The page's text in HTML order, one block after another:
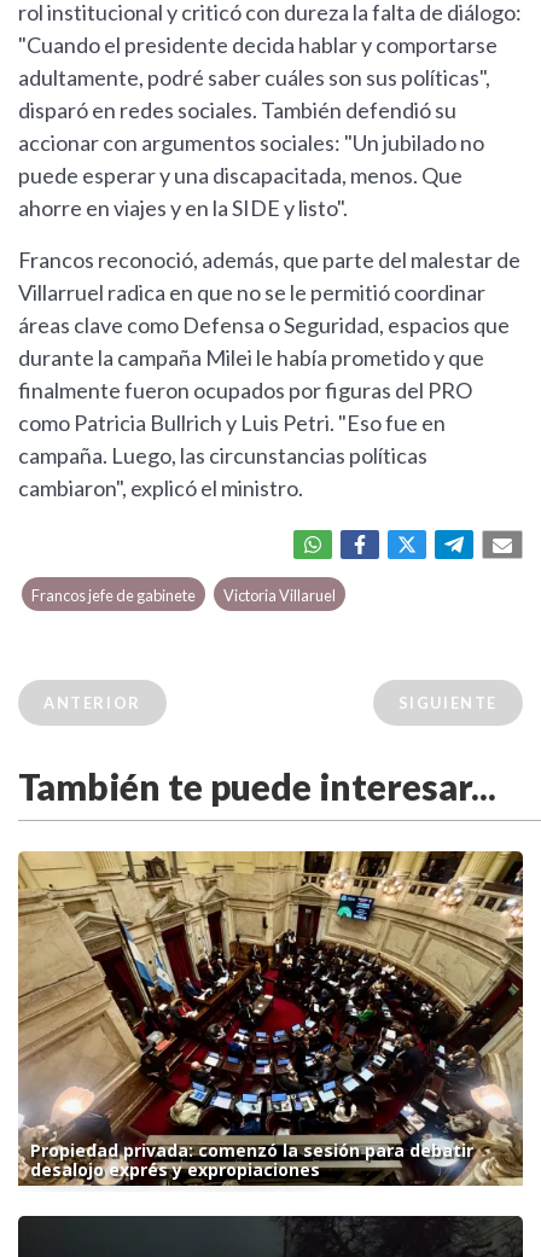
rol institucional y criticó con dureza la falta de diálogo:
"Cuando el presidente decida hablar y comportarse
adultamente, podré saber cuáles son sus políticas",
disparó en redes sociales. También defendió su
accionar con argumentos sociales: "Un jubilado no
puede esperar y una discapacitada, menos. Que
ahorre en viajes y en la SIDE y listo".
Francos reconoció, además, que parte del malestar de
Villarruel radica en que no se le permitió coordinar
áreas clave como Defensa o Seguridad, espacios que
durante la campaña Milei le había prometido y que
finalmente fueron ocupados por figuras del PRO
como Patricia Bullrich y Luis Petri. "Eso fue en
campaña. Luego, las circunstancias políticas
cambiaron", explicó el ministro.
Francos jefe de gabinete Victoria Villaruel
ANTERIOR SIGUIENTE
También te puede interesar...
Propiedad privada: comenzó la sesión para debatir
desalojo exprés y expropiaciones